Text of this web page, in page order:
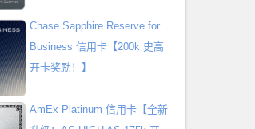
Chase Sapphire Reserve for
Business 信用卡【200k 史高
开卡奖励！】
AmEx Platinum 信用卡【全新